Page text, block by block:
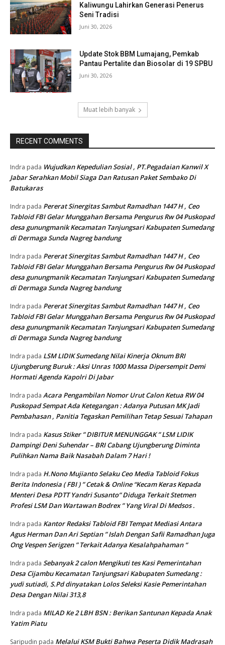
Kaliwungu Lahirkan Generasi Penerus
Seni Tradisi
Juni 30, 2026
Update Stok BBM Lumajang, Pemkab
Pantau Pertalite dan Biosolar di 19 SPBU
Juni 30, 2026
Muat lebih banyak
RECENT COMMENTS
Indra pada Wujudkan Kepedulian Sosial , PT.Pegadaian Kanwil X
Jabar Serahkan Mobil Siaga Dan Ratusan Paket Sembako Di
Batukaras
Indra pada Pererat Sinergitas Sambut Ramadhan 1447 H , Ceo
Tabloid FBI Gelar Munggahan Bersama Pengurus Rw 04 Puskopad
desa gunungmanik Kecamatan Tanjungsari Kabupaten Sumedang
di Dermaga Sunda Nagreg bandung
Indra pada Pererat Sinergitas Sambut Ramadhan 1447 H , Ceo
Tabloid FBI Gelar Munggahan Bersama Pengurus Rw 04 Puskopad
desa gunungmanik Kecamatan Tanjungsari Kabupaten Sumedang
di Dermaga Sunda Nagreg bandung
Indra pada Pererat Sinergitas Sambut Ramadhan 1447 H , Ceo
Tabloid FBI Gelar Munggahan Bersama Pengurus Rw 04 Puskopad
desa gunungmanik Kecamatan Tanjungsari Kabupaten Sumedang
di Dermaga Sunda Nagreg bandung
Indra pada LSM LIDIK Sumedang Nilai Kinerja Oknum BRI
Ujungberung Buruk : Aksi Unras 1000 Massa Dipersempit Demi
Hormati Agenda Kapolri Di Jabar
Indra pada Acara Pengambilan Nomor Urut Calon Ketua RW 04
Puskopad Sempat Ada Ketegangan : Adanya Putusan MK Jadi
Pembahasan , Panitia Tegaskan Pemilihan Tetap Sesuai Tahapan
Indra pada Kasus Stiker ” DIBITUR MENUNGGAK ” LSM LIDIK
Dampingi Deni Suhendar – BRI Cabang Ujungberung Diminta
Pulihkan Nama Baik Nasabah Dalam 7 Hari !
Indra pada H.Nono Mujianto Selaku Ceo Media Tabloid Fokus
Berita Indonesia ( FBI ) ” Cetak & Online “Kecam Keras Kepada
Menteri Desa PDTT Yandri Susanto” Diduga Terkait Stetmen
Profesi LSM Dan Wartawan Bodrex ” Yang Viral Di Medsos .
Indra pada Kantor Redaksi Tabloid FBI Tempat Mediasi Antara
Agus Herman Dan Ari Septian ” Islah Dengan Safii Ramadhan Juga
Ong Vespen Serigzen ” Terkait Adanya Kesalahpahaman “
Indra pada Sebanyak 2 calon Mengikuti tes Kasi Pemerintahan
Desa Cijambu Kecamatan Tanjungsari Kabupaten Sumedang :
yudi sutiadi, S.Pd dinyatakan Lolos Seleksi Kasie Pemerintahan
Desa Dengan Nilai 313,8
Indra pada MILAD Ke 2 LBH BSN : Berikan Santunan Kepada Anak
Yatim Piatu
Saripudin pada Melalui KSM Bukti Bahwa Peserta Didik Madrasah